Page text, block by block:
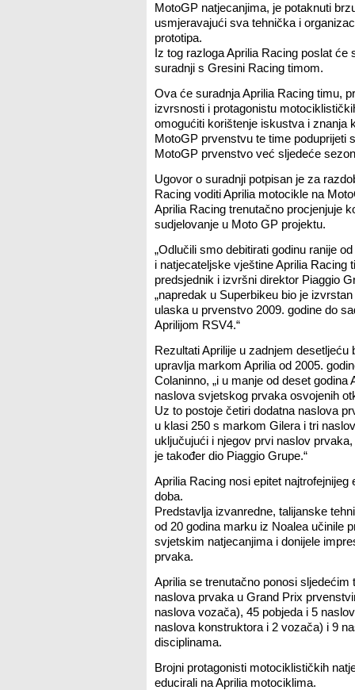
MotoGP natjecanjima, je potaknuti
usmjeravajući sva tehnička i
prototipa.
Iz tog razloga Aprilia Racing poslat će
suradnji s Gresini Racing timom.
Ova će suradnja Aprilia Racing timu,
izvrsnosti i protagonistu
omogućiti korištenje iskustva i znanja
MotoGP prvenstvu te time poduprijeti
MotoGP prvenstvo već sljedeće
Ugovor o suradnji potpisan je za
Racing voditi Aprilia motocikle na
Aprilia Racing trenutačno procjenjuje
sudjelovanje u Moto GP projektu.
„Odlučili smo debitirati godinu ranije
i natjecateljske vještine Aprilia Racing
predsjednik i izvršni direktor Piaggio
„napredak u Superbikeu bio je
ulaska u prvenstvo 2009. godine do
Aprilijom RSV4.“
Rezultati Aprilije u zadnjem desetljeću
upravlja markom Aprilia od 2005.
Colaninno, „i u manje od deset
naslova svjetskog prvaka osvojenih
Uz to postoje četiri dodatna naslova
u klasi 250 s markom Gilera i tri
uključujući i njegov prvi naslov
je također dio Piaggio Grupe.“
Aprilia Racing nosi epitet
doba.
Predstavlja izvanredne, talijanske
od 20 godina marku iz Noalea učinile
svjetskim natjecanjima i donijele
prvaka.
Aprilia se trenutačno ponosi sljedećim
naslova prvaka u Grand Prix
naslova vozača), 45 pobjeda i 5
naslova konstruktora i 2 vozača) i 9
disciplinama.
Brojni protagonisti motociklističkih
educirali na Aprilia motociklima.